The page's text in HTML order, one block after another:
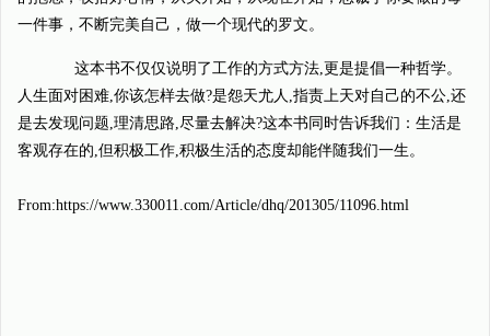
一件事，不断完美自己，做一个现代的罗文。
这本书不仅仅说明了工作的方式方法,更是提倡一种哲学。
人生面对困难,你该怎样去做?是怨天尤人,指责上天对自己的不公,还
是去发现问题,理清思路,尽量去解决?这本书同时告诉我们：生活是
客观存在的,但积极工作,积极生活的态度却能伴随我们一生。
From:https://www.330011.com/Article/dhq/201305/11096.html